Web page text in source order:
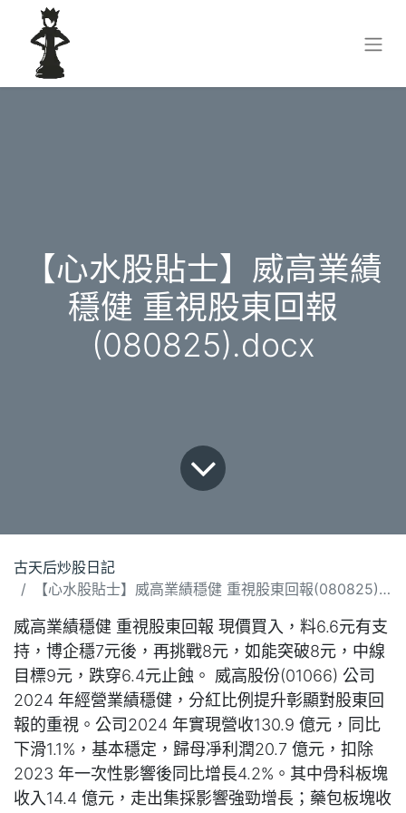
【心水股貼士】威高業績
穩健 重視股東回報
(080825).docx
古天后炒股日記
【心水股貼士】威高業績穩健 重視股東回報(080825).docx
威高業績穩健 重視股東回報 現價買入，料6.6元有支
持，博企穩7元後，再挑戰8元，如能突破8元，中線
目標9元，跌穿6.4元止蝕。 威高股份(01066) 公司
2024 年經營業績穩健，分紅比例提升彰顯對股東回
報的重視。公司2024 年實現營收130.9 億元，同比
下滑1.1%，基本穩定，歸母凈利潤20.7 億元，扣除
2023 年一次性影響後同比增長4.2%。其中骨科板塊
收入14.4 億元，走出集採影響強勁增長；藥包板塊收